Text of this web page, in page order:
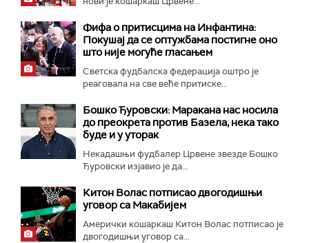
Фифа о притисцима на Инфантина:
Покушај да се оптужбама постигне оно
што није могуће гласањем
Светска фудбалска федерација оштро је
реаговала на све веће притиске...
Бошко Ђуровски: Маракана нас носила
до преокрета против Базела, нека тако
буде и у уторак
Некадашњи фудбалер Црвене звезде Бошко
Ђуровски изјавио је да...
Китон Волас потписао двогодишњи
уговор са Макабијем
Амерички кошаркаш Китон Волас потписао је
двогодишњи уговор са...